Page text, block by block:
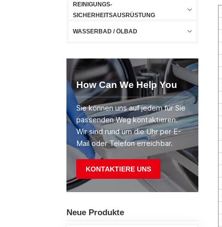
REINIGUNGS-
SICHERHEITSAUSRÜSTUNG
WASSERBAD / ÖLBAD
How Can We Help You
Sie können uns auf jedem für Sie
passenden Weg kontaktieren.
Wir sind rund um die Uhr per E-
Mail oder Telefon erreichbar.
KONTAKTIERE UNS
Neue Produkte